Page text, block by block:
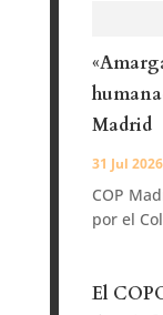
Madrid
31 Jul 2026
COP
por el
El